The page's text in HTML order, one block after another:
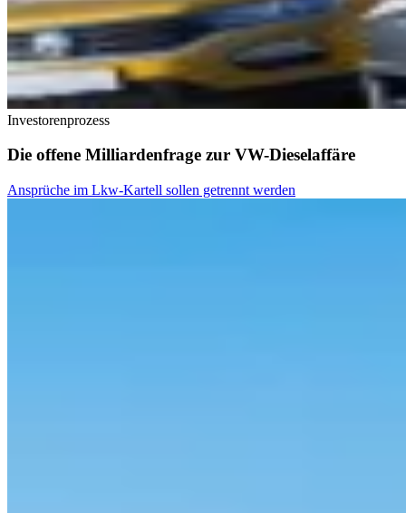
Investorenprozess
Die offene Milliardenfrage zur VW-Dieselaffäre
Ansprüche im Lkw-Kartell sollen getrennt werden